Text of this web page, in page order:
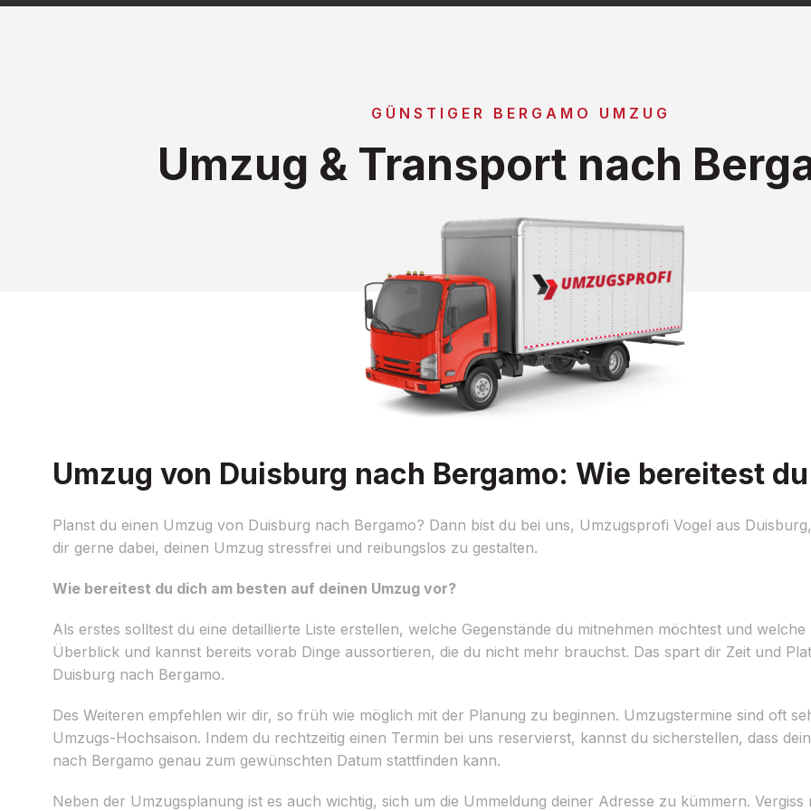
GÜNSTIGER BERGAMO UMZUG
Umzug & Transport nach
Umzug von Duisburg nach Bergamo: Wie bereitest
Planst du einen Umzug von Duisburg nach Bergamo? Dann bist du bei uns, Umzugsprofi Vogel aus
dir gerne dabei, deinen Umzug stressfrei und reibungslos zu gestalten.
Wie bereitest du dich am besten auf deinen Umzug vor?
Als erstes solltest du eine detaillierte Liste erstellen, welche Gegenstände du mitnehmen möchtest und
Überblick und kannst bereits vorab Dinge aussortieren, die du nicht mehr brauchst. Das spart dir Zeit und
Duisburg nach Bergamo.
Des Weiteren empfehlen wir dir, so früh wie möglich mit der Planung zu beginnen. Umzugstermine sind oft
Umzugs-Hochsaison. Indem du rechtzeitig einen Termin bei uns reservierst, kannst du sicherstellen, dass
nach Bergamo genau zum gewünschten Datum stattfinden kann.
Neben der Umzugsplanung ist es auch wichtig, sich um die Ummeldung deiner Adresse zu kümmern.